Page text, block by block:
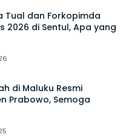
Tual dan Forkopimda
2026 di Sentul, Apa yang
di Maluku Resmi
Prabowo, Semoga